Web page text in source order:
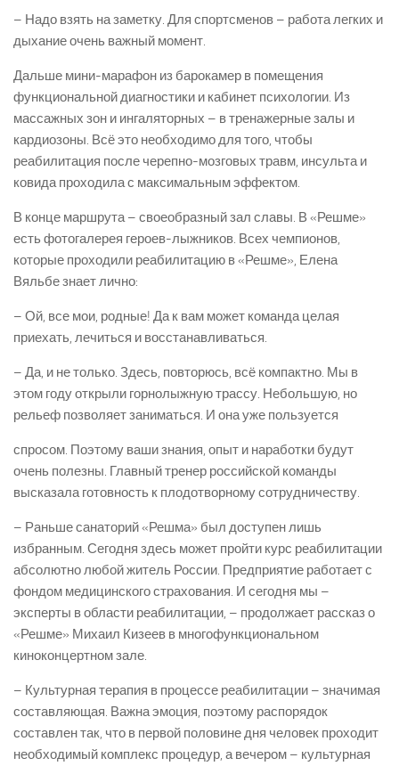
– Надо взять на заметку. Для спортсменов – работа легких и
дыхание очень важный момент.
Дальше мини-марафон из барокамер в помещения
функциональной диагностики и кабинет психологии. Из
массажных зон и ингаляторных – в тренажерные залы и
кардиозоны. Всё это необходимо для того, чтобы
реабилитация после черепно-мозговых травм, инсульта и
ковида проходила с максимальным эффектом.
В конце маршрута – своеобразный зал славы. В «Решме»
есть фотогалерея героев-лыжников. Всех чемпионов,
которые проходили реабилитацию в «Решме», Елена
Вяльбе знает лично:
– Ой, все мои, родные! Да к вам может команда целая
приехать, лечиться и восстанавливаться.
– Да, и не только. Здесь, повторюсь, всё компактно. Мы в
этом году открыли горнолыжную трассу. Небольшую, но
рельеф позволяет заниматься. И она уже пользуется
спросом. Поэтому ваши знания, опыт и наработки будут
очень полезны. Главный тренер российской команды
высказала готовность к плодотворному сотрудничеству.
– Раньше санаторий «Решма» был доступен лишь
избранным. Сегодня здесь может пройти курс реабилитации
абсолютно любой житель России. Предприятие работает с
фондом медицинского страхования. И сегодня мы –
эксперты в области реабилитации, – продолжает рассказ о
«Решме» Михаил Кизеев в многофункциональном
киноконцертном зале.
– Культурная терапия в процессе реабилитации – значимая
составляющая. Важна эмоция, поэтому распорядок
составлен так, что в первой половине дня человек проходит
необходимый комплекс процедур, а вечером – культурная